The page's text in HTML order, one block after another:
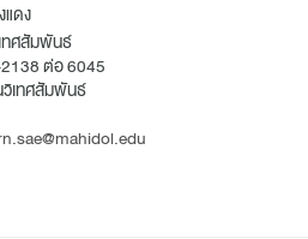
ดง
ทศสัมพันธ์
ต่อ 6045
เทศสัมพันธ์